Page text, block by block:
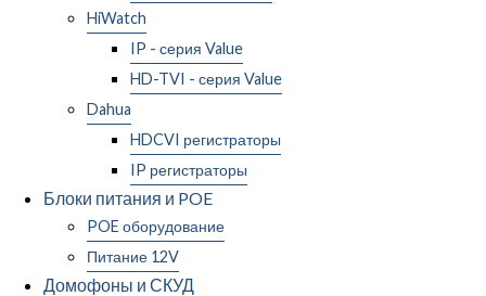
HiWatch
IP - серия Value
HD-TVI - серия Value
Dahua
HDCVI регистраторы
IP регистраторы
Блоки питания и POE
POE оборудование
Питание 12V
Домофоны и СКУД